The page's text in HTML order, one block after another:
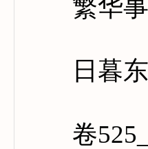
繁华事
日暮东
卷